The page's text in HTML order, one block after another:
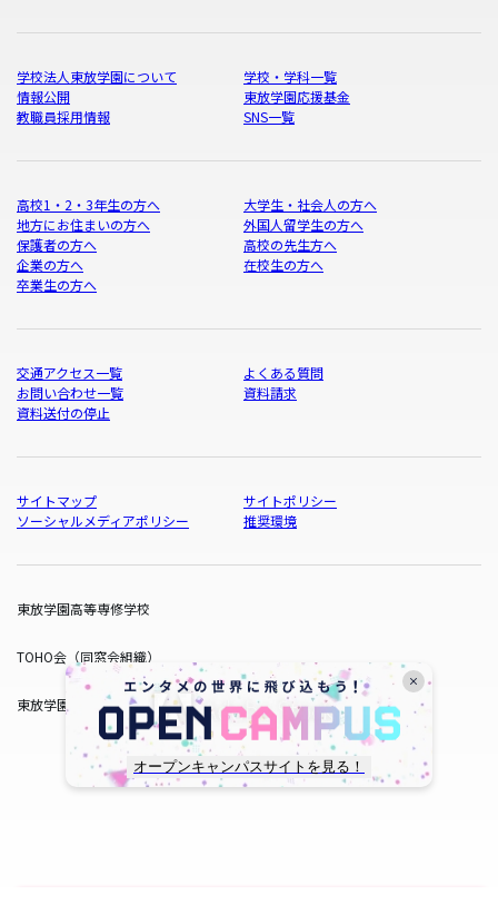
オープンキャンパスサイトを見る！
学校法人東放学園について
学校・学科一覧
情報公開
東放学園応援基金
教職員採用情報
SNS一覧
高校1・2・3年生の方へ
大学生・社会人の方へ
地方にお住まいの方へ
外国人留学生の方へ
保護者の方へ
高校の先生方へ
企業の方へ
在校生の方へ
卒業生の方へ
交通アクセス一覧
よくある質問
お問い合わせ一覧
資料請求
資料送付の停止
サイトマップ
サイトポリシー
ソーシャルメディアポリシー
推奨環境
東放学園高等専修学校
TOHO会（同窓会組織）
東放学園サービス
copyright © TOHO GAKUEN All Rights Reserved.